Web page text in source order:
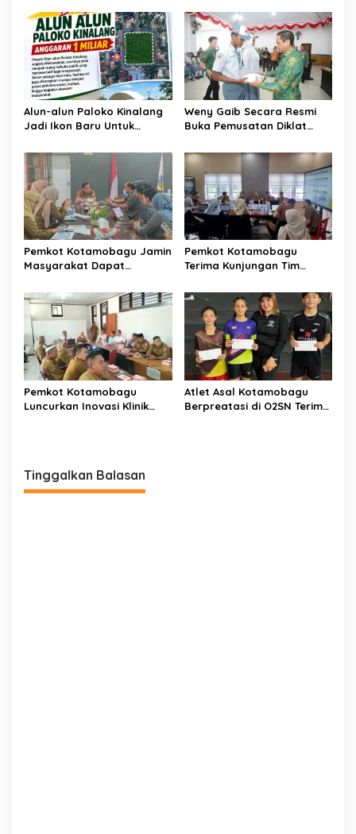
Alun-alun Paloko Kinalang
Jadi Ikon Baru Untuk
Kotamobagu
Weny Gaib Secara Resmi
Buka Pemusatan Diklat
Kotamobagu
Pemkot Kotamobagu Jamin
Masyarakat Dapat
Pemkot Kotamobagu
Terima Kunjungan Tim
Pemkot Kotamobagu
Luncurkan Inovasi Klinik
Atlet Asal Kotamobagu
Berpreatasi di O2SN Terima
Tinggalkan Balasan